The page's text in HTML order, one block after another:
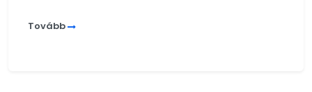
Tovább